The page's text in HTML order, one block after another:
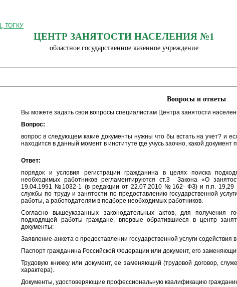
ЦЕНТР ЗАНЯТОСТИ НАСЕЛЕНИЯ №1
областное государственное казенное учреждение
Вопросы и ответы
Вы можете задать свои вопросы специалистам Центра занятости
Вопрос:
вопрос в следующем какие документы нужны что бы встать на учет? и
находится в данный момент в институте где учусь заочно, какой документ
Ответ:
порядок и условия регистрации гражданина в целях поиска
необходимых работников регламентируются ст.3 Закона «О
19.04.1991 №1032-1 (в редакции от 22.07.2010 №162- ФЗ) и п.п. 19,29
службы по труду и занятости по предоставлению государственной
работы, а работодателям в подборе необходимых работников.
Согласно вышеуказанных законодательных актов, для получения
подходящей работы граждане, впервые обратившиеся в центр
документы:
Заявление-анкета о предоставлении государственной услуги
Паспорт гражданина Российской Федерации или документ, его
Трудовую книжку или документ, ее заменяющий (трудовой договор,
характера).
Документы, удостоверяющие профессиональную квалификацию